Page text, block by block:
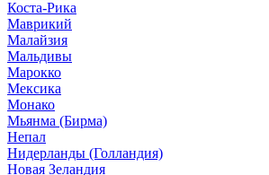
Коста-Рика
Маврикий
Малайзия
Мальдивы
Марокко
Мексика
Монако
Мьянма (Бирма)
Непал
Нидерланды (Голландия)
Новая Зеландия